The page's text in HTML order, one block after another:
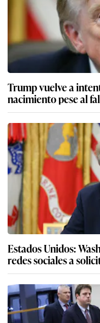
Trump vuelve a
nacimiento pese al
Estados Unidos:
redes sociales a